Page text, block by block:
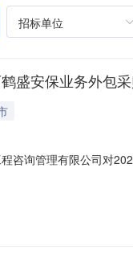
招标单位
盛安保业务外包
咨询管理有限公司对
分：91.60第二名：